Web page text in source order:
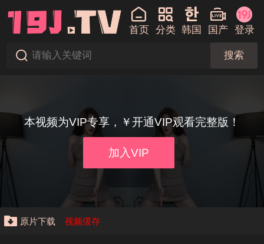
首页 分类 韩国 国产 登录
搜索
本视频为VIP专享，￥开通VIP观看完整版！
加入VIP
原片下载 视频缓存